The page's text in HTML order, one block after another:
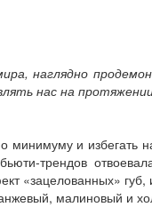
наглядно
нас на
минимуму и
трендов
«зацелованных»
малиновый и